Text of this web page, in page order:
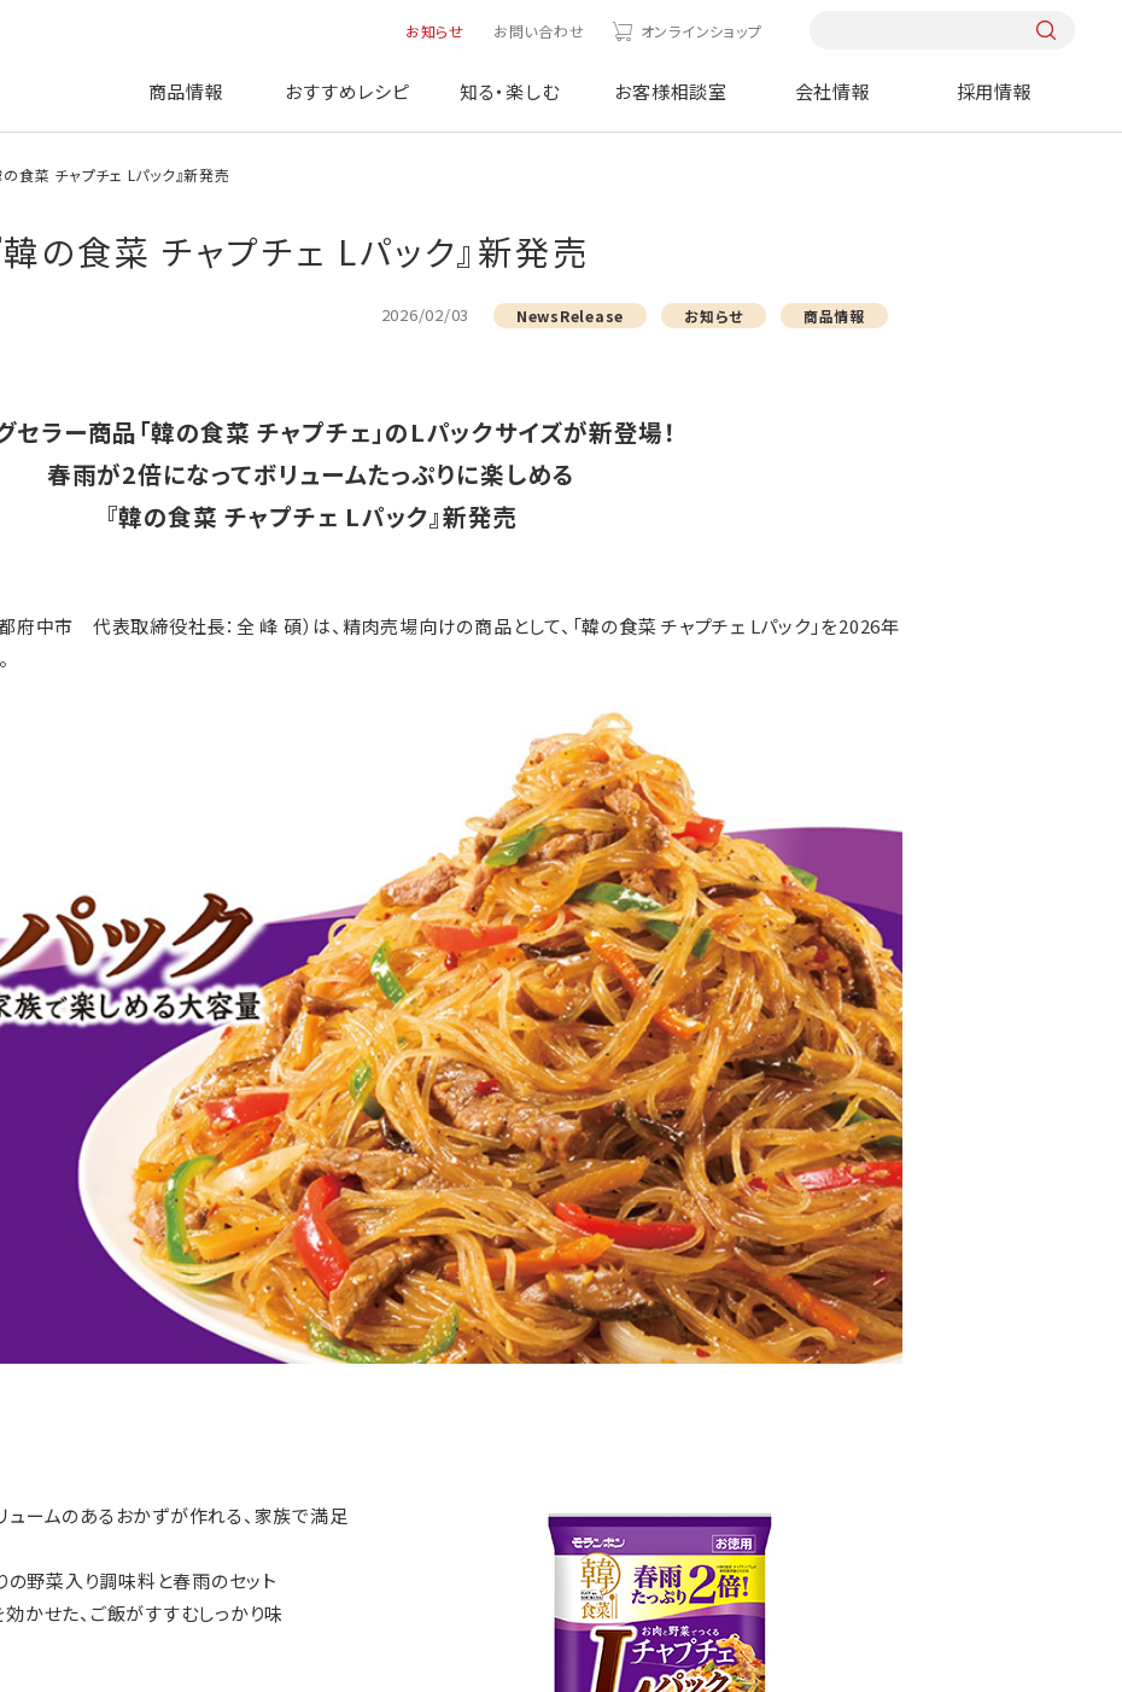
お知らせ お問い合わせ オンラインショップ
商品情報 おすすめレシピ 知る・楽しむ お客様相談室 会社情報 採用情報
食菜 チャプチェ Lパック』新発売
の食菜 チャプチェ Lパック』新発売
2026/02/03 NewsRelease お知らせ 商品情報
セラー商品「韓の食菜 チャプチェ」のLパックサイズが新登場！
春雨が2倍になってボリュームたっぷりに楽しめる
『韓の食菜 チャプチェ Lパック』新発売
府中市 代表取締役社長：全 峰 碩）は、精肉売場向けの商品として、「韓の食菜 チャプチェ Lパック」を2026年
ームのあるおかずが作れる、家族で満足
の野菜入り調味料と春雨のセット
かせた、ご飯がすすむしっかり味